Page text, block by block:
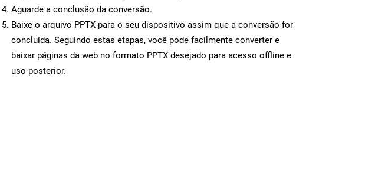
Aguarde a conclusão da conversão.
Baixe o arquivo PPTX para o seu dispositivo assim que a conversão for
concluída. Seguindo estas etapas, você pode facilmente converter e
baixar páginas da web no formato PPTX desejado para acesso offline e
uso posterior.